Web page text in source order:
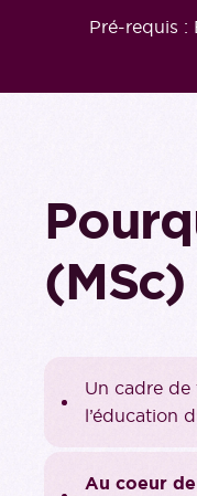
Pré-requis :
Un cadre de
l’éducation
Au coeur